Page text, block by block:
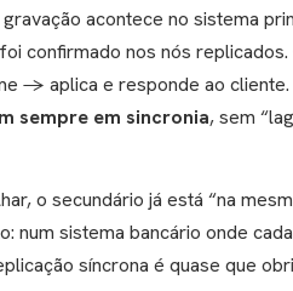
acontece no sistema
confirmado nos nós replicados.
→ aplica e responde ao cliente.
sempre em sincronia, sem
o secundário já está “na
num sistema bancário onde
síncrona é quase que